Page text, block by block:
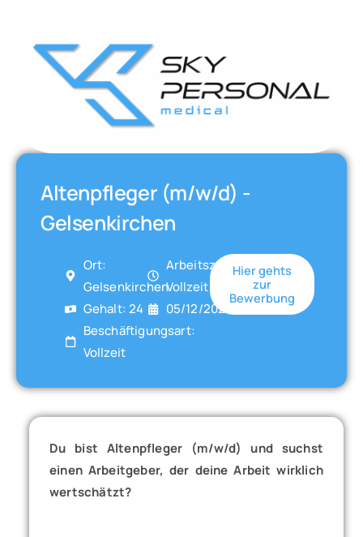
Altenpfleger (m/w/d) -
Gelsenkirchen
Ort:
Gelsenkirchen
Gehalt: 24
Beschäftigungsart:
Vollzeit
Arbeitszeit:
Vollzeit
05/12/2025
Hier gehts
zur
Bewerbung
Du bist Altenpfleger (m/w/d) und suchst
einen Arbeitgeber, der deine Arbeit wirklich
wertschätzt?